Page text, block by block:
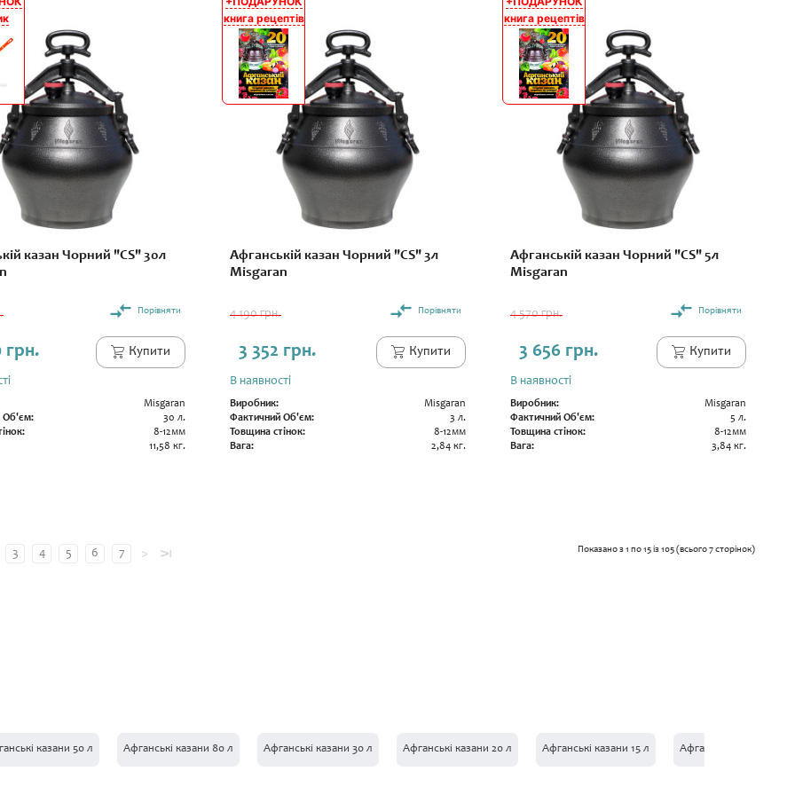
казан Чорний "CS" 30л
Порівняти
грн. Купити
Misgaran
Об'єм:
30 л.
8-12мм
11,58 кг.
АКЦІЯ
книга рецептів
Афганській казан Чорний "CS" 3л
Misgaran
4 190 грн. Порівняти
3 352 грн. Купити
В наявності
Виробник:
Misgaran
Фактичний Об'єм:
3 л.
Товщина стінок:
8-12мм
Вага:
2,84 кг.
АКЦІЯ
книга рецептів
Афганській казан Чорний "CS" 5л
Misgaran
4 570 грн. Порівняти
3 656 грн. Купити
В наявності
Виробник:
Misgaran
Фактичний Об'єм:
5 л.
Товщина стінок:
8-12мм
Вага:
3,84 кг.
3 4 5 6 7 > ⊼ Показано з 1 по 15 із 105 (всього 7 сторінок)
казани 50 л Афганські казани 80 л Афганські казани 30 л Афганські казани 20 л Афганські казани 15 л Афганські казани 10 л